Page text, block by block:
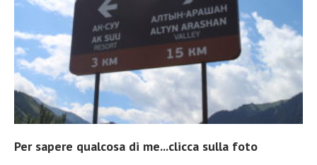
Per sapere qualcosa di me...clicca sulla foto